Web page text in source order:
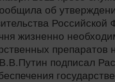
об
Российской
жизненно
препаратов
подписал